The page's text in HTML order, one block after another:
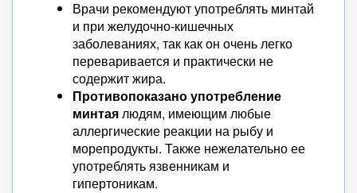
Врачи рекомендуют употреблять минтай
и при желудочно-кишечных
заболеваниях, так как он очень легко
переваривается и практически не
содержит жира.
Противопоказано употребление
минтаялюдям, имеющим любые
аллергические реакции на рыбу и
морепродукты. Также нежелательно ее
употреблять язвенникам и
гипертоникам.